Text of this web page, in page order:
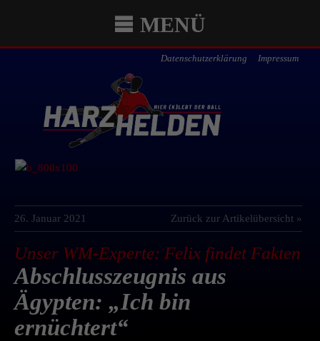
MENÜ
Datenschutzerklärung Impressum
26. Januar 2021 Zurück zur Artikelübersicht »
Unser WM-Experte: Felix findet Fakten
Abschlusszeugnis aus
Ägypten: „Ich bin
ernüchtert“